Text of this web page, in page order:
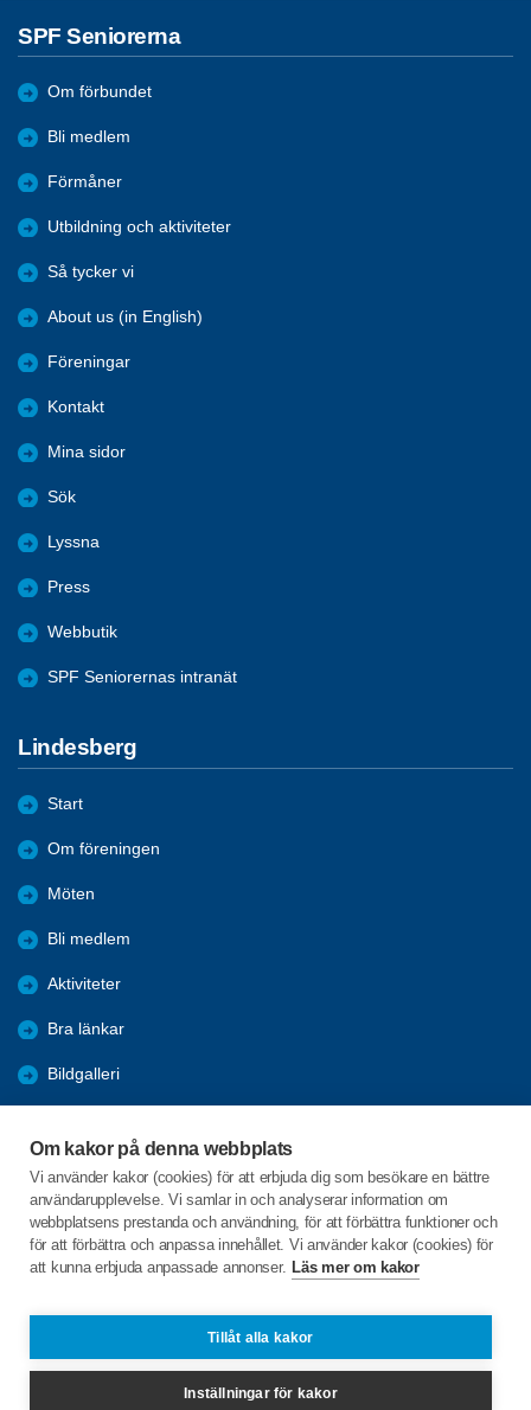
Om kakor på denna webbplats
Vi använder kakor (cookies) för att erbjuda dig som besökare en bättre
användarupplevelse. Vi samlar in och analyserar information om
webbplatsens prestanda och användning, för att förbättra funktioner och
för att förbättra och anpassa innehållet. Vi använder kakor (cookies) för
att kunna erbjuda anpassade annonser. Läs mer om kakor
Tillåt alla kakor
Inställningar för kakor
SPF Seniorerna
Om förbundet
Bli medlem
Förmåner
Utbildning och aktiviteter
Så tycker vi
About us (in English)
Föreningar
Kontakt
Mina sidor
Sök
Lyssna
Press
Webbutik
SPF Seniorernas intranät
Lindesberg
Start
Om föreningen
Möten
Bli medlem
Aktiviteter
Bra länkar
Bildgalleri
Installera SPF-appen
KPR
C/o:Lars Idstam